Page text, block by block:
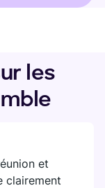
les
et
clairement